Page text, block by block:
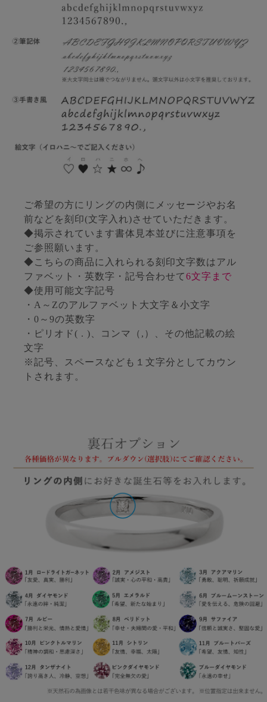
ご希望の方にリングの内側にメッセージやお名
前などを刻印(文字入れ)させていただきます。
◆掲示されています書体見本並びに注意事項を
ご参照願います。
◆こちらの商品に入れられる刻印文字数はアル
ファベット・英数字・記号合わせて6文字まで
◆使用可能文字記号
・A～Zのアルファベット大文字＆小文字
・0～9の英数字
・ピリオド( . )、コンマ（,）、その他記載の絵
文字
※記号、スペースなども１文字分としてカウン
トされます。